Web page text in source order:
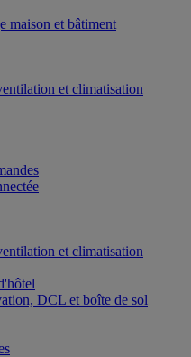
maison et bâtiment
et climatisation
et climatisation
DCL et boîte de sol